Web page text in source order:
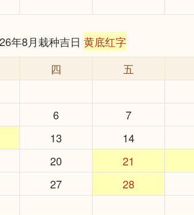
年8月栽种吉日 黄底红字
四 五
6 7
13 14
20 21
27 28